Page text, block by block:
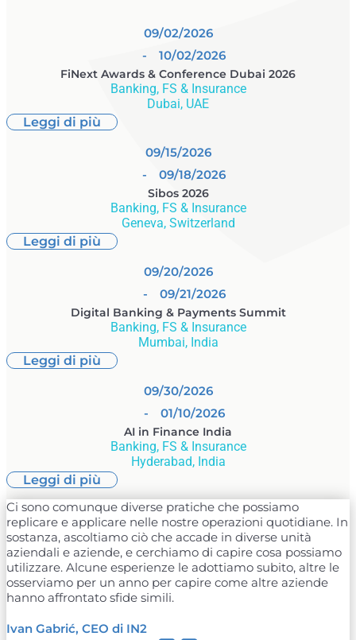
09/02/2026
- 10/02/2026
FiNext Awards & Conference Dubai 2026
Banking, FS & Insurance
Dubai, UAE
Leggi di più
09/15/2026
- 09/18/2026
Sibos 2026
Banking, FS & Insurance
Geneva, Switzerland
Leggi di più
09/20/2026
- 09/21/2026
Digital Banking & Payments Summit
Banking, FS & Insurance
Mumbai, India
Leggi di più
09/30/2026
- 01/10/2026
AI in Finance India
Banking, FS & Insurance
Hyderabad, India
Leggi di più
Ci sono comunque diverse pratiche che possiamo
replicare e applicare nelle nostre operazioni quotidiane. In
sostanza, ascoltiamo ciò che accade in diverse unità
aziendali e aziende, e cerchiamo di capire cosa possiamo
utilizzare. Alcune esperienze le adottiamo subito, altre le
osserviamo per un anno per capire come altre aziende
hanno affrontato sfide simili.
Ivan Gabrić, CEO di IN2